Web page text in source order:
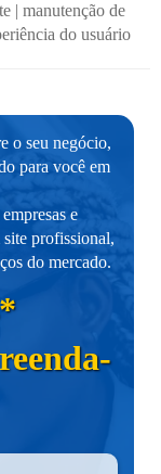
| manutenção de
do usuário
o seu negócio,
para você em
e
profissional,
do mercado.